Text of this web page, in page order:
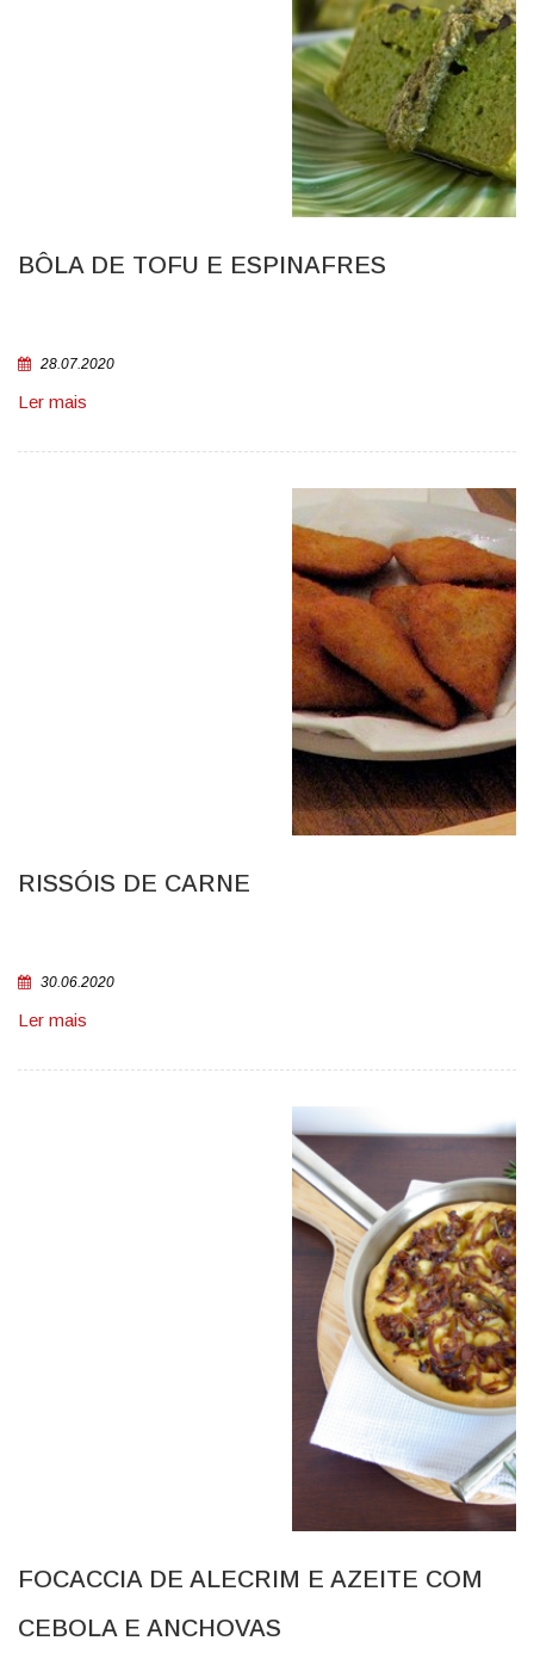
BÔLA DE TOFU E ESPINAFRES
28.07.2020
Ler mais
RISSÓIS DE CARNE
30.06.2020
Ler mais
FOCACCIA DE ALECRIM E AZEITE COM
CEBOLA E ANCHOVAS